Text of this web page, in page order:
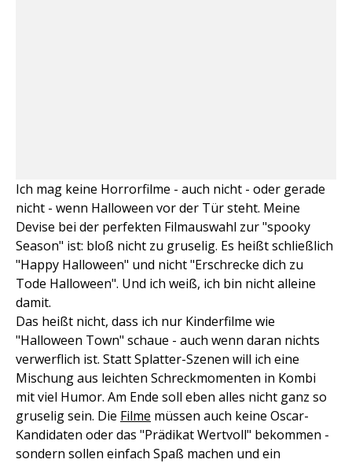
Ich mag keine Horrorfilme - auch nicht - oder gerade
nicht - wenn Halloween vor der Tür steht. Meine
Devise bei der perfekten Filmauswahl zur "spooky
Season" ist: bloß nicht zu gruselig. Es heißt schließlich
"Happy Halloween" und nicht "Erschrecke dich zu
Tode Halloween". Und ich weiß, ich bin nicht alleine
damit.
Das heißt nicht, dass ich nur Kinderfilme wie
"Halloween Town" schaue - auch wenn daran nichts
verwerflich ist. Statt Splatter-Szenen will ich eine
Mischung aus leichten Schreckmomenten in Kombi
mit viel Humor. Am Ende soll eben alles nicht ganz so
gruselig sein. Die Filme müssen auch keine Oscar-
Kandidaten oder das "Prädikat Wertvoll" bekommen -
sondern sollen einfach Spaß machen und ein